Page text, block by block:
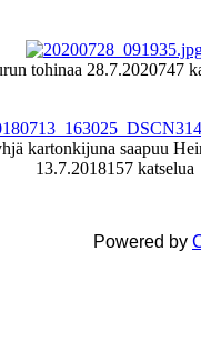
tohinaa 28.7.2020747
kartonkijuna saapuu
13.7.2018157 katselua
Powered by